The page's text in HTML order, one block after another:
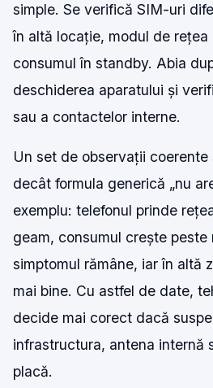
simple. Se verifică SIM-uri
în altă locație, modul de rețea
consumul în standby. Abia
deschiderea aparatului și
sau a contactelor interne.
Un set de observații coerente
decât formula generică „nu
exemplu: telefonul prinde
geam, consumul crește peste
simptomul rămâne, iar în altă
mai bine. Cu astfel de date,
decide mai corect dacă
infrastructura, antena internă
placă.